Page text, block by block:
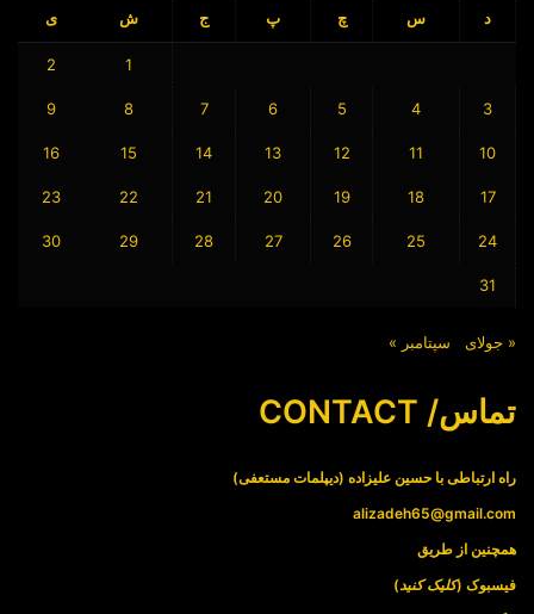
د س چ پ ج ش ی
1
2
3
4
5
6
7
8
9
10
11
12
13
14
15
16
17
18
19
20
21
22
23
24
25
26
27
28
29
30
31
« جولای سپتامبر »
تماس/ CONTACT
راه ارتباطی با حسین علیزاده (دیپلمات مستعفی)
alizadeh65@gmail.com
همچنین از طریق
فیسبوک (کلیک کنید)